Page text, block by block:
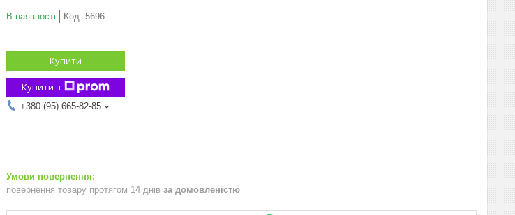
В наявності Код: 5696
Купити
Купити з
+380 (95) 665-82-85
повернення товару протягом 14 днів за домовленістю